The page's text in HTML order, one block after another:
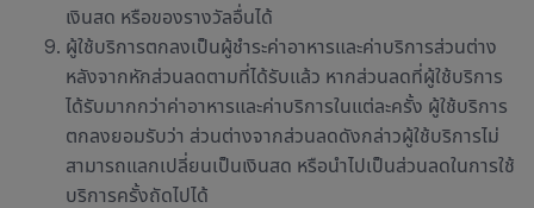
เงินสด หรือของรางวัลอื่นได้
ผู้ใช้บริการตกลงเป็นผู้ชำระค่าอาหารและค่าบริการส่วนต่าง
หลังจากหักส่วนลดตามที่ได้รับแล้ว หากส่วนลดที่ผู้ใช้บริการ
ได้รับมากกว่าค่าอาหารและค่าบริการในแต่ละครั้ง ผู้ใช้บริการ
ตกลงยอมรับว่า ส่วนต่างจากส่วนลดดังกล่าวผู้ใช้บริการไม่
สามารถแลกเปลี่ยนเป็นเงินสด หรือนำไปเป็นส่วนลดในการใช้
บริการครั้งถัดไปได้